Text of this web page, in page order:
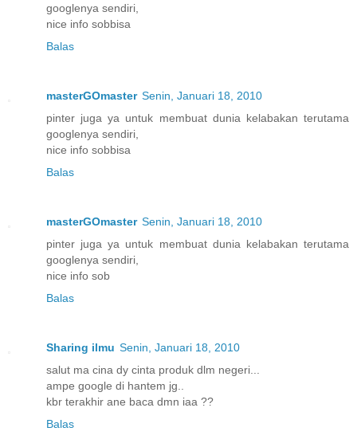
googlenya sendiri,
nice info sobbisa
Balas
masterGOmaster Senin, Januari 18, 2010
pinter juga ya untuk membuat dunia kelabakan terutama
googlenya sendiri,
nice info sobbisa
Balas
masterGOmaster Senin, Januari 18, 2010
pinter juga ya untuk membuat dunia kelabakan terutama
googlenya sendiri,
nice info sob
Balas
Sharing ilmu Senin, Januari 18, 2010
salut ma cina dy cinta produk dlm negeri...
ampe google di hantem jg..
kbr terakhir ane baca dmn iaa ??
Balas